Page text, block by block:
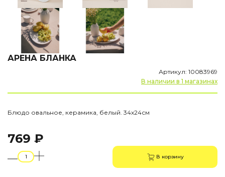
АРЕНА БЛАНКА
Артикул: 10083969
В наличии в 1 магазинах
Блюдо овальное, керамика, белый. 34х24см
769 ₽
В корзину